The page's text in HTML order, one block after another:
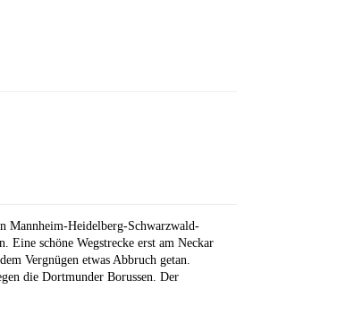
Mannheim-Heidelberg-Schwarzwald-
Eine schöne Wegstrecke erst am Neckar
Vergnügen etwas Abbruch getan.
die Dortmunder Borussen. Der